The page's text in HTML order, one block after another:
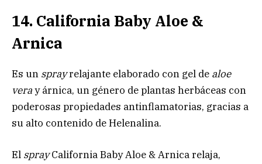
14. California Baby Aloe &
Arnica
Es un sprayrelajante elaborado con gel de aloe
veray árnica, un género de plantas herbáceas con
poderosas propiedades antinflamatorias, gracias a
su alto contenido de Helenalina.
El sprayCalifornia Baby Aloe & Arnica relaja,